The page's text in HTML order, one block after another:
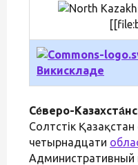
Викискладе
Се́веро-
Солтүстік
четырнадцати
Административный